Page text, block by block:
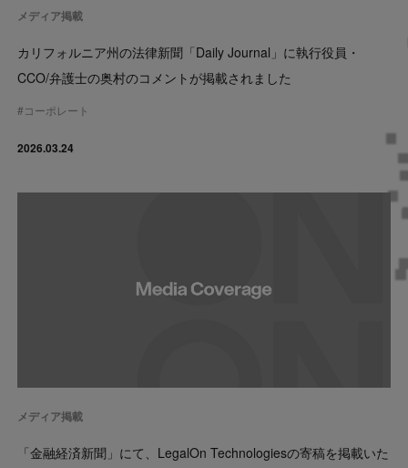
メディア掲載
カリフォルニア州の法律新聞「Daily Journal」に執行役員・
CCO/弁護士の奥村のコメントが掲載されました
#コーポレート
2026.03.24
メディア掲載
「金融経済新聞」にて、LegalOn Technologiesの寄稿を掲載いた